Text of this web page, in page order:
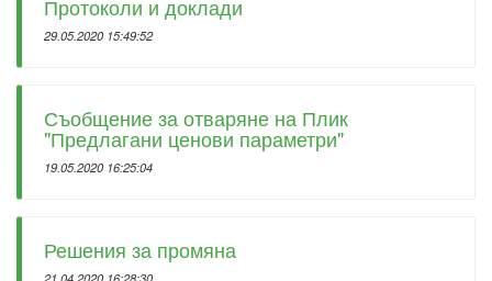
Протоколи и доклади
29.05.2020 15:49:52
Съобщение за отваряне на Плик
"Предлагани ценови параметри"
19.05.2020 16:25:04
Решения за промяна